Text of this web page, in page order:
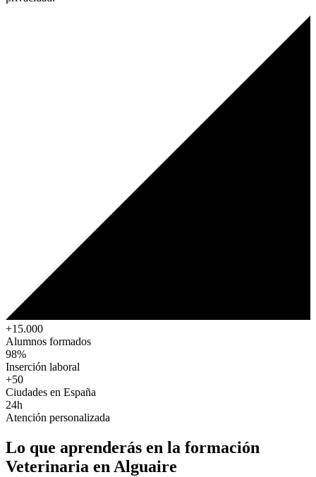
+15.000
Alumnos formados
98%
Inserción laboral
+50
Ciudades en España
24h
Atención personalizada
Lo que aprenderás en la formación
Veterinaria en Alguaire